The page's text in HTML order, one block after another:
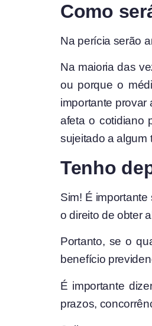
Como
Na perícia serão
Na maioria das
ou porque o
importante
afeta o cotidiano
sujeitado a algum
Tenho
Sim! É
o direito de obter
Portanto, se o
benefício
É importante
prazos,